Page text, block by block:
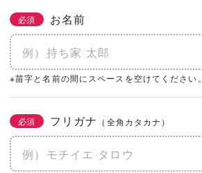
必須 お名前
※苗字と名前の間にスペースを空けてください。
必須 フリガナ （全角カタカナ）